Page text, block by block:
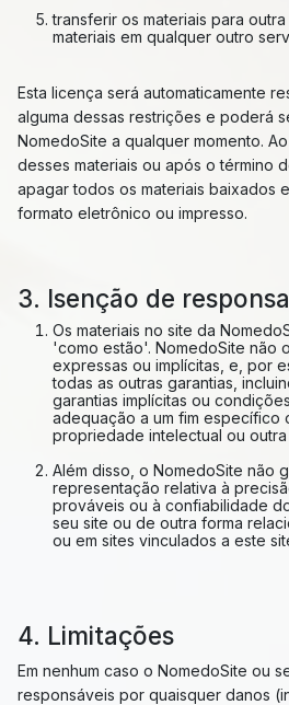
transferir os materiais para
materiais em qualquer outro
Esta licença será automaticamente
alguma dessas restrições e poderá
NomedoSite a qualquer momento.
desses materiais ou após o término
apagar todos os materiais baixados
formato eletrônico ou impresso.
3. Isenção de
Os materiais no site da
'como estão'. NomedoSite não
expressas ou implícitas, e, por
todas as outras garantias,
garantias implícitas ou
adequação a um fim específico
propriedade intelectual ou
Além disso, o NomedoSite não
representação relativa à
prováveis ​​ou à confiabilidade
seu site ou de outra forma
ou em sites vinculados a este
4. Limitações
Em nenhum caso o NomedoSite ou
responsáveis ​​por quaisquer danos